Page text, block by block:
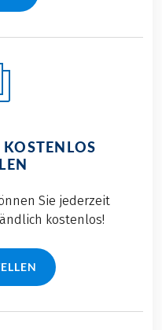
Sie jederzeit
kostenlos!